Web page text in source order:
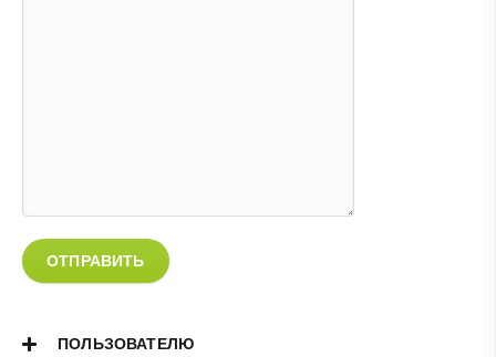
ОТПРАВИТЬ
ПОЛЬЗОВАТЕЛЮ